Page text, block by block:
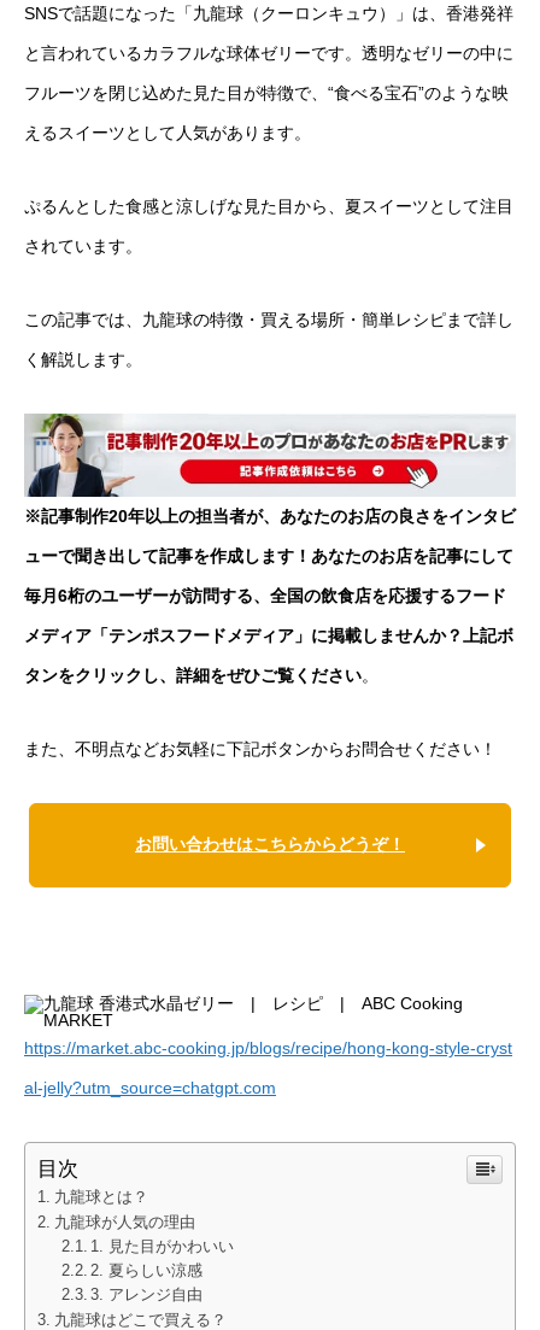
SNSで話題になった「九龍球（クーロンキュウ）」は、香港発祥
と言われているカラフルな球体ゼリーです。透明なゼリーの中に
フルーツを閉じ込めた見た目が特徴で、“食べる宝石”のような映
えるスイーツとして人気があります。
ぷるんとした食感と涼しげな見た目から、夏スイーツとして注目
されています。
この記事では、九龍球の特徴・買える場所・簡単レシピまで詳し
く解説します。
※記事制作20年以上の担当者が、あなたのお店の良さをインタビ
ューで聞き出して記事を作成します！あなたのお店を記事にして
毎月6桁のユーザーが訪問する、全国の飲食店を応援するフード
メディア「テンポスフードメディア」に掲載しませんか？上記ボ
タンをクリックし、詳細をぜひご覧ください。
また、不明点などお気軽に下記ボタンからお問合せください！
お問い合わせはこちらからどうぞ！
https://market.abc-cooking.jp/blogs/recipe/hong-kong-style-cryst
al-jelly?utm_source=chatgpt.com
目次
九龍球とは？
九龍球が人気の理由
1. 見た目がかわいい
2. 夏らしい涼感
3. アレンジ自由
九龍球はどこで買える？